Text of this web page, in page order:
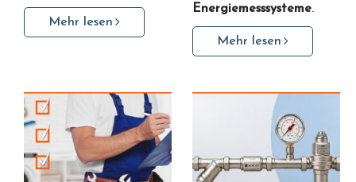
Mehr lesen
Energiemesssysteme.
Mehr lesen